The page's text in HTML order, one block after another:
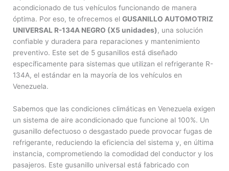
acondicionado de tus vehículos funcionando de manera
óptima. Por eso, te ofrecemos el GUSANILLO AUTOMOTRIZ
UNIVERSAL R-134A NEGRO (X5 unidades), una solución
confiable y duradera para reparaciones y mantenimiento
preventivo. Este set de 5 gusanillos está diseñado
específicamente para sistemas que utilizan el refrigerante R-
134A, el estándar en la mayoría de los vehículos en
Venezuela.
Sabemos que las condiciones climáticas en Venezuela exigen
un sistema de aire acondicionado que funcione al 100%. Un
gusanillo defectuoso o desgastado puede provocar fugas de
refrigerante, reduciendo la eficiencia del sistema y, en última
instancia, comprometiendo la comodidad del conductor y los
pasajeros. Este gusanillo universal está fabricado con